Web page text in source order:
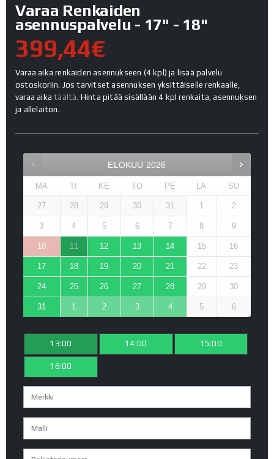
Varaa Renkaiden
asennuspalvelu - 17" - 18"
399,44€
Varaa aika renkaiden asennukseen (4 kpl) ja lisää palvelu
ostoskoriin. Jos tarvitset asennuksen yksittäiselle renkaalle,
varaa aikatäältä. Hinta pitää sisällään 4 kpl renkaita, asennuksen
ja allelaiton.
ELOKUU 2026
MA TI KE TO PE LA SU
27 28 29 30 31 1 2
3 4 5 6 7 8 9
10 11 12 13 14 15 16
17 18 19 20 21 22 23
24 25 26 27 28 29 30
31 1 2 3 4 5 6
13:00 14:00 15:00
16:00